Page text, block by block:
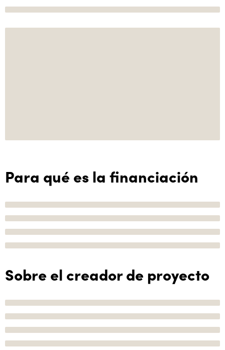
Para qué es la financiación
Sobre el creador de proyecto